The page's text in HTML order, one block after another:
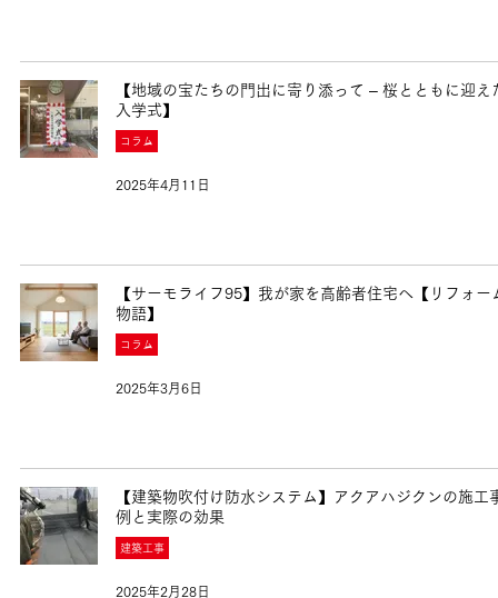
【地域の宝たちの門出に寄り添って – 桜とともに迎え
入学式】
コラム
2025年4月11日
【サーモライフ95】我が家を高齢者住宅へ【リフォー
物語】
コラム
2025年3月6日
【建築物吹付け防水システム】アクアハジクンの施工
例と実際の効果
建築工事
2025年2月28日